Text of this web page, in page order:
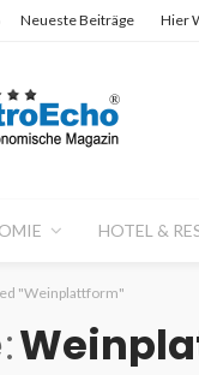
Neueste Beiträge Hier
HOTEL &
"Weinplattform"